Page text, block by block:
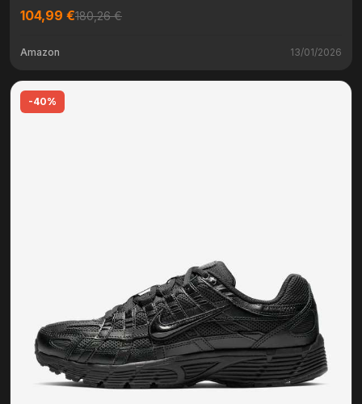
104,99 €180,26 €
Amazon 13/01/2026
-40%